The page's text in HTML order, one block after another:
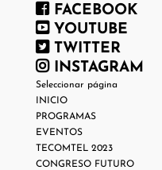
FACEBOOK
YOUTUBE
TWITTER
INSTAGRAM
Seleccionar página
INICIO
PROGRAMAS
EVENTOS
TECOMTEL 2023
CONGRESO FUTURO